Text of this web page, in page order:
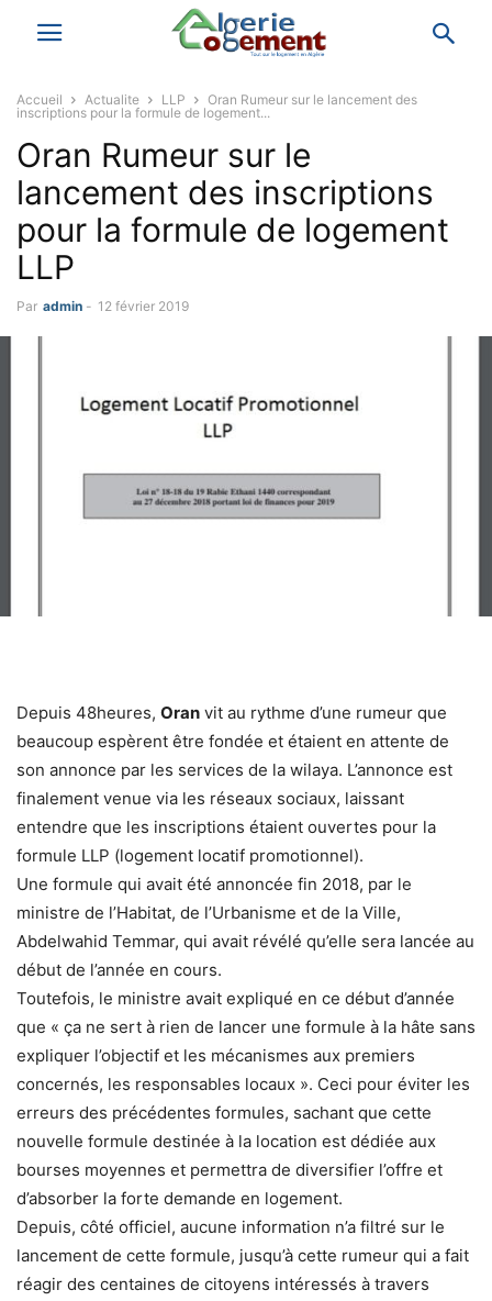
Accueil Actualite LLP
Oran Rumeur sur le lancement des
inscriptions pour la formule de logement...
Oran Rumeur sur le
lancement des inscriptions
pour la formule de logement
LLP
Par admin - 12 février 2019
Depuis 48heures, Oran vit au rythme d’une rumeur que
beaucoup espèrent être fondée et étaient en attente de
son annonce par les services de la wilaya. L’annonce est
finalement venue via les réseaux sociaux, laissant
entendre que les inscriptions étaient ouvertes pour la
formule LLP (logement locatif promotionnel).
Une formule qui avait été annoncée fin 2018, par le
ministre de l’Habitat, de l’Urbanisme et de la Ville,
Abdelwahid Temmar, qui avait révélé qu’elle sera lancée au
début de l’année en cours.
Toutefois, le ministre avait expliqué en ce début d’année
que « ça ne sert à rien de lancer une formule à la hâte sans
expliquer l’objectif et les mécanismes aux premiers
concernés, les responsables locaux ». Ceci pour éviter les
erreurs des précédentes formules, sachant que cette
nouvelle formule destinée à la location est dédiée aux
bourses moyennes et permettra de diversifier l’offre et
d’absorber la forte demande en logement.
Depuis, côté officiel, aucune information n’a filtré sur le
lancement de cette formule, jusqu’à cette rumeur qui a fait
réagir des centaines de citoyens intéressés à travers